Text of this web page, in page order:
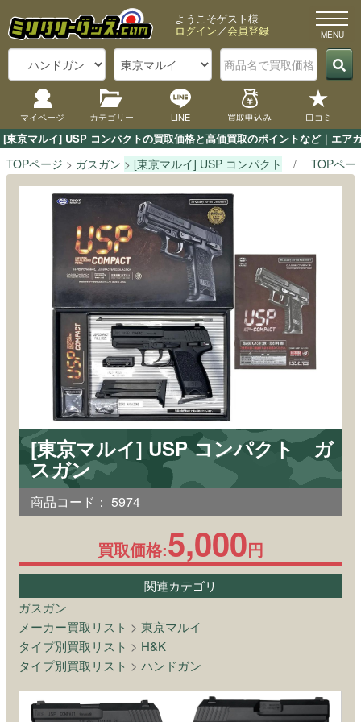
[東京マルイ] USP コンパクトの買取価格と高価買取のポイントなど｜エア
ようこそゲスト様
ログイン／会員登録
マイページ カテゴリー LINE 買取申込み 口コミ
TOPページ ガスガン [東京マルイ] USP コンパクト TOPペー
[東京マルイ] USP コンパクト ガ
スガン
商品コード： 5974
買取価格:5,000円
関連カテゴリ
ガスガン
メーカー買取リスト > 東京マルイ
タイプ別買取リスト > H&K
タイプ別買取リスト > ハンドガン